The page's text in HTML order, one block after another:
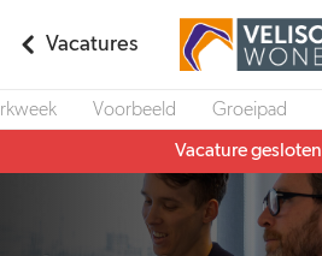
Vacatures
Voorbeeld Groeipad
Vacature gesloten